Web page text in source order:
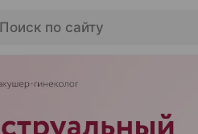
Поиск по сайту